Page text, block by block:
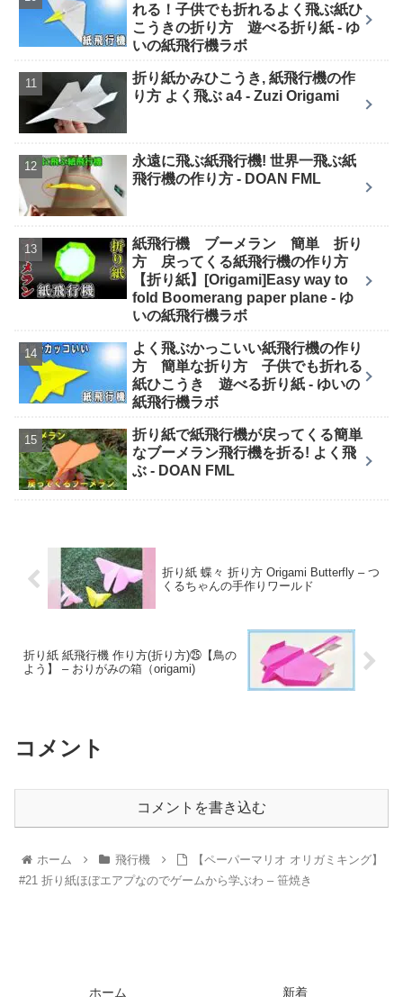
れる！子供でも折れるよく飛ぶ紙ひ
こうきの折り方 遊べる折り紙 - ゆ
いの紙飛行機ラボ
折り紙かみひこうき, 紙飛行機の作
り方 よく飛ぶ a4 - Zuzi Origami
永遠に飛ぶ紙飛行機! 世界一飛ぶ紙
飛行機の作り方 - DOAN FML
紙飛行機 ブーメラン 簡単 折り
方 戻ってくる紙飛行機の作り方
【折り紙】[Origami]Easy way to
fold Boomerang paper plane - ゆ
いの紙飛行機ラボ
よく飛ぶかっこいい紙飛行機の作り
方 簡単な折り方 子供でも折れる
紙ひこうき 遊べる折り紙 - ゆいの
紙飛行機ラボ
折り紙で紙飛行機が戻ってくる簡単
なブーメラン飛行機を折る! よく飛
ぶ - DOAN FML
折り紙 蝶々 折り方 Origami Butterfly – つ
くるちゃんの手作りワールド
折り紙 紙飛行機 作り方(折り方)㉕【鳥の
よう】 – おりがみの箱（origami)
コメント
コメントを書き込む
ホーム 飛行機
【ペーパーマリオ オリガミキング】
#21 折り紙ほぼエアプなのでゲームから学ぶわ – 笹焼き
ホーム 新着